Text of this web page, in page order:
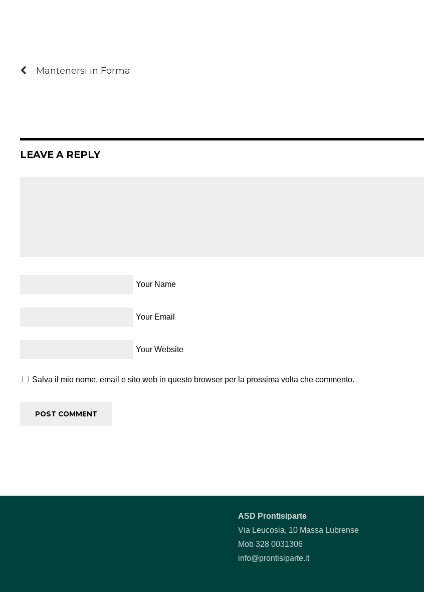
Mantenersi in Forma
LEAVE A REPLY
Your Name
Your Email
Your Website
Salva il mio nome, email e sito web in questo browser per la prossima volta che commento.
ASD Prontisiparte
Via Leucosia, 10 Massa Lubrense
Mob 328 0031306
info@prontisiparte.it